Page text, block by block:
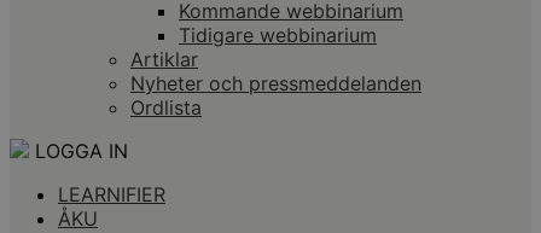
Kommande webbinarium
Tidigare webbinarium
Artiklar
Nyheter och pressmeddelanden
Ordlista
LOGGA IN
LEARNIFIER
ÅKU